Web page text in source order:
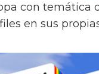
con temática
en sus